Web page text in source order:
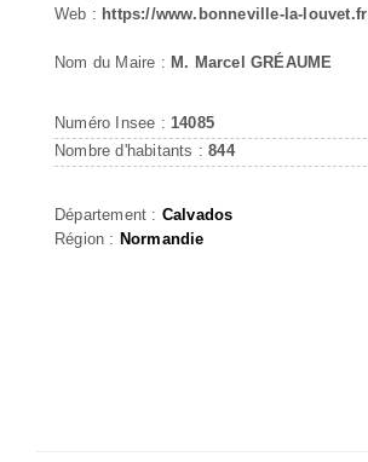
Web : https://www.bonneville-la-louvet.fr
Nom du Maire : M. Marcel GRÉAUME
Numéro Insee : 14085
Nombre d'habitants :844
Département : Calvados
Région : Normandie